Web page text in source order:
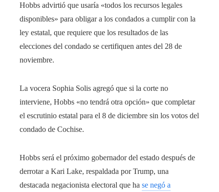
Hobbs advirtió que usaría «todos los recursos legales
disponibles» para obligar a los condados a cumplir con la
ley estatal, que requiere que los resultados de las
elecciones del condado se certifiquen antes del 28 de
noviembre.
La vocera Sophia Solis agregó que si la corte no
interviene, Hobbs «no tendrá otra opción» que completar
el escrutinio estatal para el 8 de diciembre sin los votos del
condado de Cochise.
Hobbs será el próximo gobernador del estado después de
derrotar a Kari Lake, respaldada por Trump, una
destacada negacionista electoral que ha se negó a